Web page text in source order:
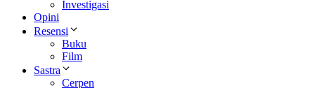
Investigasi
Opini
Resensi
Buku
Film
Sastra
Cerpen